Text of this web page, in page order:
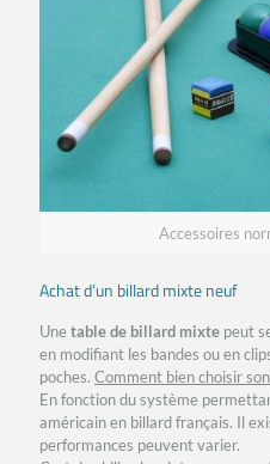
Accessoires
Achat d’un billard mixte neuf
Unetable de billard mixte peut
en modifiant les bandes ou en
poches. Comment bien choisir
En fonction du système
américain en billard français. Il
performances peuvent varier.